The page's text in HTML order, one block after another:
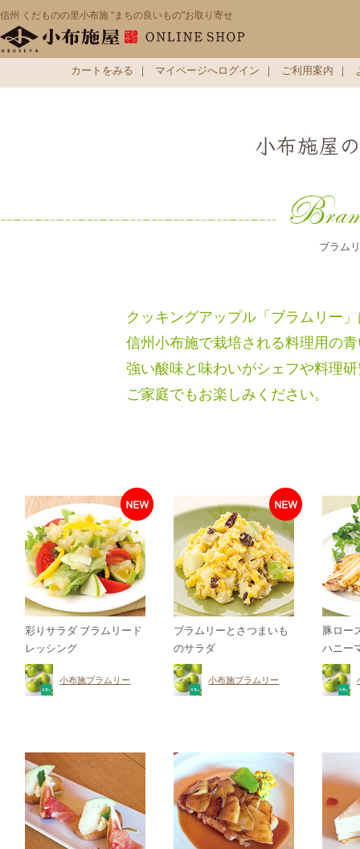
信州 くだものの里小布施 "まちの良いもの"お取り寄せ
カートをみる ｜ マイページへログイン ｜ ご利用案内 ｜
ブラム
クッキングアップル「ブラムリー
信州小布施で栽培される料理用の
強い酸味と味わいがシェフや料理
ご家庭でもお楽しみください。
彩りサラダ ブラムリード
レッシング
小布施ブラムリー
ブラムリーとさつまいも
のサラダ
小布施ブラムリー
豚ロー
ハニー